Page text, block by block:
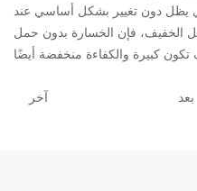
يظل دون تغيير بشكل أساسي عند
الخفيف، فإن الخسارة بدون حمل
آخر بعد